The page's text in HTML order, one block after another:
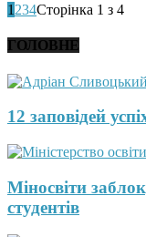
1 234Сторінка 1 з 4
ГОЛОВНЕ
12 заповідей
Міносвіти
студентів